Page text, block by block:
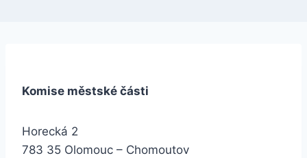
Komise městské části
Horecká 2
783 35 Olomouc – Chomoutov